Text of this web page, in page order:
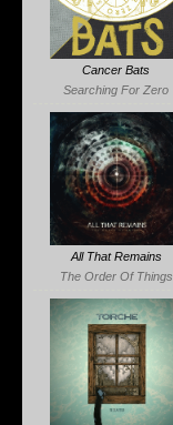
Cancer Bats
Searching For Zero
All That Remains
The Order Of Things